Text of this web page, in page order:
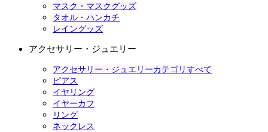
マスク・マスクグッズ
タオル・ハンカチ
レイングッズ
アクセサリー・ジュエリー
アクセサリー・ジュエリーカテゴリすべて
ピアス
イヤリング
イヤーカフ
リング
ネックレス